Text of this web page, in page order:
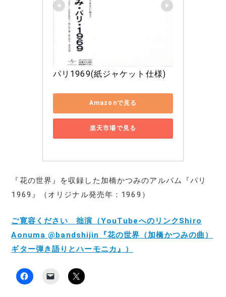
パリ1969(紙ジャケット仕様)
Amazonで見る
楽天市場で見る
『花の世界』を収録した加橋かつみのアルバム『パリ
1969』（オリジナル発売年：1969）
ご寛容ください 拙演（YouTubeへのリンクShiro
Aonuma @bandshijin『花の世界（加橋かつみの曲）
ギター弾き語りとハーモニカ』）
F
a
ク
リ